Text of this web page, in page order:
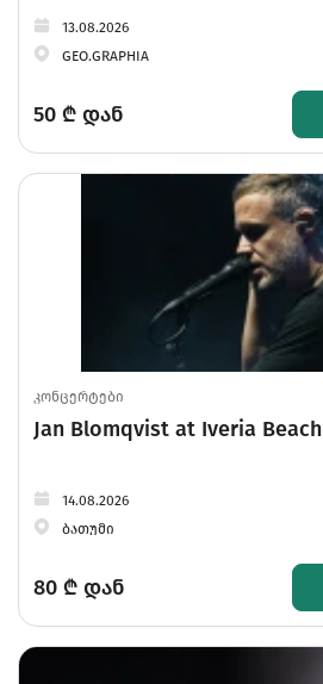
13.08.2026
GEO.GRAPHIA
50 ₾ დან
კონცერტები
Jan Blomqvist at Iveria Beach
14.08.2026
ბათუმი
80 ₾ დან